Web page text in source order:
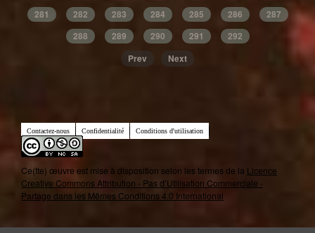
281
282 283 284 285 286
287
288
289 290 291
292
Prev
Next
Contactez-nous Confidentialité Conditions d'utilisation
Ce(tte) œuvre est mise à disposition selon les termes de la Licence
Creative Commons Attribution - Pas d’Utilisation Commerciale -
Partage dans les Mêmes Conditions 4.0 International